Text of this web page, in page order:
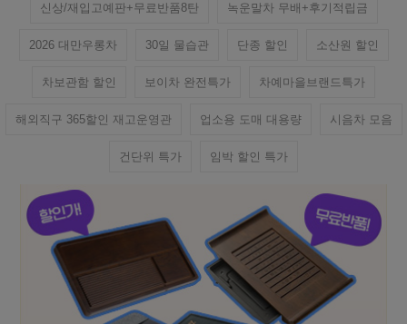
신상/재입고예판+무료반품8탄 녹운말차 무배+후기적립금
2026 대만우롱차 30일 물습관 단종 할인 소산원 할인
차보관함 할인 보이차 완전특가 차예마을브랜드특가
해외직구 365할인 재고운영관 업소용 도매 대용량 시음차 모음
건단위 특가 임박 할인 특가